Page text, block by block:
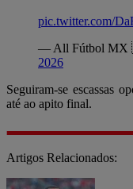
pic.twitter.com/
— All Fútbol
2026
Seguiram-se escassas
até ao apito final.
Artigos Relacionados: